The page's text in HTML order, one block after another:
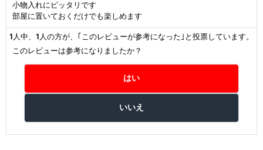
小物入れにピッタリです
部屋に置いておくだけでも楽しめます
1 人中、 1 人の方が、｢このレビューが参考になった｣と投票しています。
このレビューは参考になりましたか？